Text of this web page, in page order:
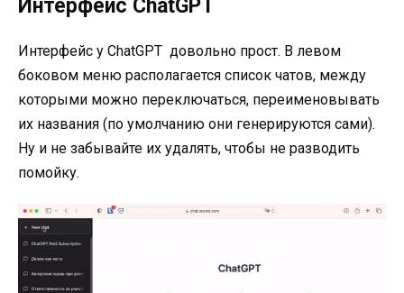
Интерфейс ChatGPT
Интерфейс у ChatGPT довольно прост. В левом
боковом меню располагается список чатов, между
которыми можно переключаться, переименовывать
их названия (по умолчанию они генерируются сами).
Ну и не забывайте их удалять, чтобы не разводить
помойку.